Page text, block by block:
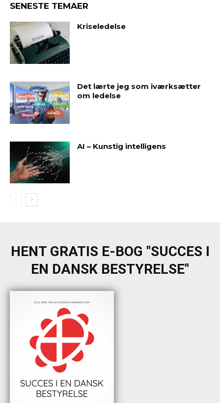
SENESTE TEMAER
Kriseledelse
Det lærte jeg som iværksætter
om ledelse
AI – Kunstig intelligens
HENT GRATIS E-BOG "SUCCES I
EN DANSK BESTYRELSE"